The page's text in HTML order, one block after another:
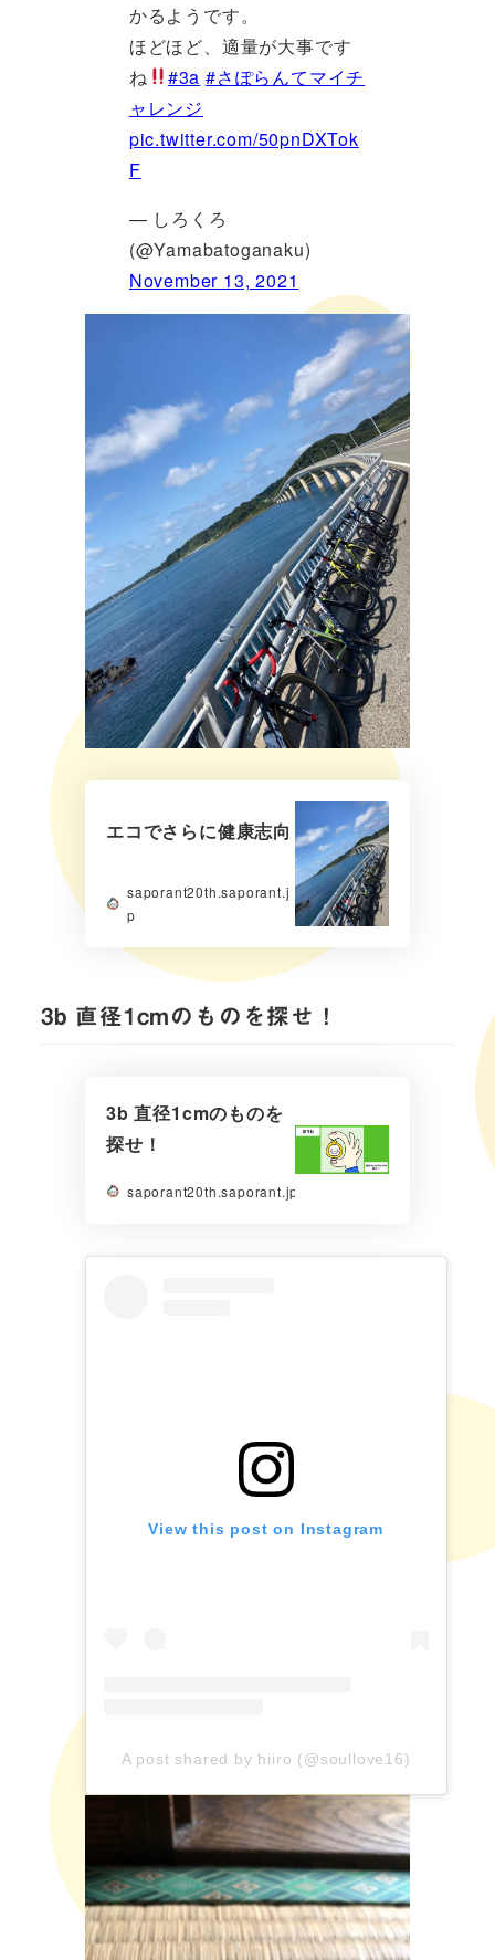
かるようです。
ほどほど、適量が大事です
ね
#3a #さぽらんてマイチ
ャレンジ
pic.twitter.com/50pnDXTok
F
— しろくろ
(@Yamabatoganaku)
November 13, 2021
エコでさらに健康志向
saporant20th.saporant.j
p
3b 直径1cmのものを探せ！
3b 直径1cmのものを
探せ！
saporant20th.saporant.jp
View this post on Instagram
A post shared by hiiro (@soullove16)